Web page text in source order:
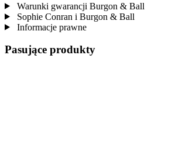
Warunki gwarancji Burgon & Ball
Sophie Conran i Burgon & Ball
Informacje prawne
Pasujące produkty